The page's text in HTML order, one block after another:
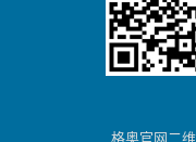
格奥官网二